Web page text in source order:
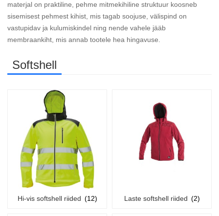
materjal on praktiline, pehme mitmekihiline struktuur koosneb
sisemisest pehmest kihist, mis tagab soojuse, välispind on
vastupidav ja kulumiskindel ning nende vahele jääb
membraankiht, mis annab tootele hea hingavuse.
Softshell
Hi-vis softshell riided (12) Laste softshell riided (2)